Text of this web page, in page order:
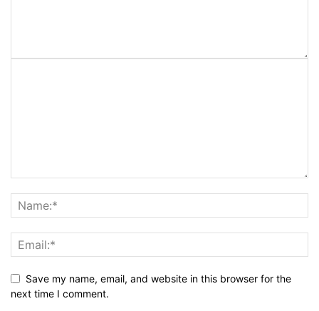
Save my name, email, and website in this browser for the
next time I comment.